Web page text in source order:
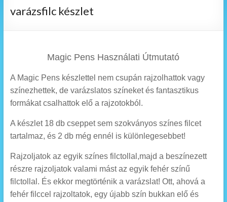
varázsfilc készlet
Magic Pens Használati Útmutató
A Magic Pens készlettel nem csupán rajzolhattok vagy
színezhettek, de varázslatos színeket és fantasztikus
formákat csalhattok elő a rajzotokból.
A készlet 18 db cseppet sem szokványos színes filcet
tartalmaz, és 2 db még ennél is különlegesebbet!
Rajzoljatok az egyik színes filctollal,majd a beszínezett
részre rajzoljatok valami mást az egyik fehér színű
filctollal. És ekkor megtörténik a varázslat! Ott, ahová a
fehér filccel rajzoltatok, egy újabb szín bukkan elő és